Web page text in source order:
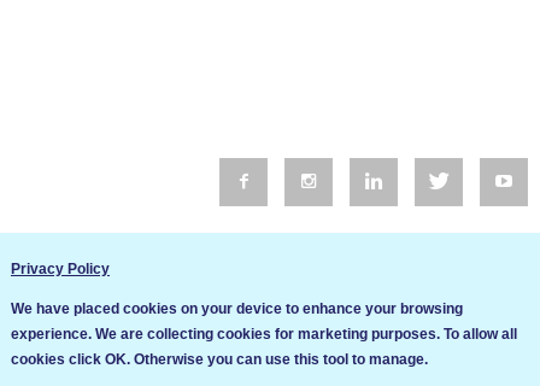
Общи условия
Privacy Policy
We have placed cookies on your device to enhance your browsing
experience. We are collecting cookies for marketing purposes. To allow all
cookies click OK. Otherwise you can use this tool to manage.
Ние използваме бисквитки за да подобрим услугите си. Ако
продължите да посещавате този сайт, ние приемаме, че се